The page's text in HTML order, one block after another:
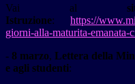
Vai al
Istruzione: https://
giorni-alla-maturita-
- 8 marzo, Lettera della
e agli studenti: